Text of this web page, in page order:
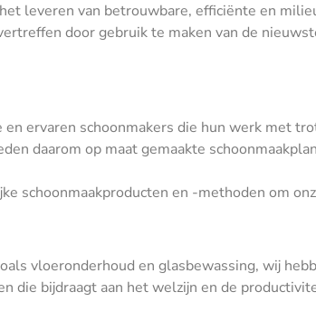
leveren van betrouwbare, efficiënte en
door gebruik te maken van de
ervaren schoonmakers die hun werk met
daarom op maat gemaakte
schoonmaakproducten en -methoden om
vloeronderhoud en glasbewassing, wij
die bijdraagt aan het welzijn en de